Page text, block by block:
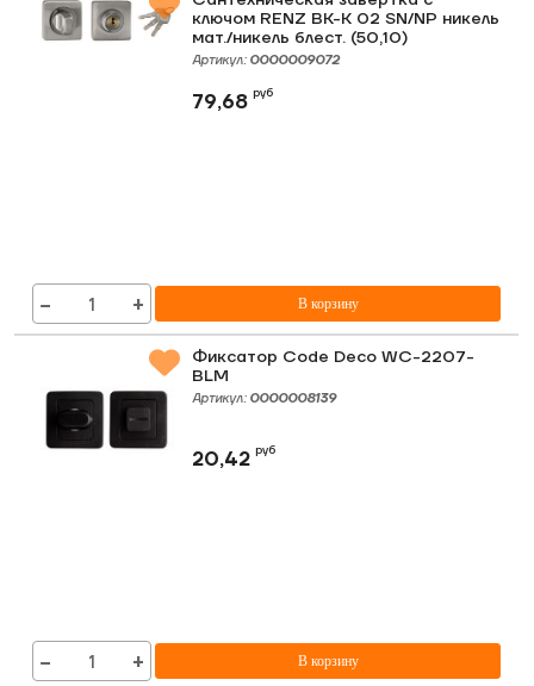
ключом RENZ BK-K 02 SN/NP никель
мат./никель блест. (50,10)
Артикул: 0000009072
79,68руб
− + В корзину
Фиксатор Code Deco WC-2207-
BLM
Артикул: 0000008139
20,42руб
− + В корзину